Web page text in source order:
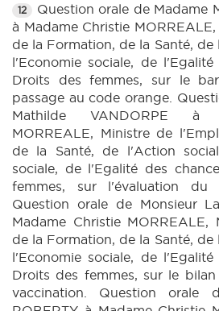
12
Question orale de Madame
à Madame Christie
de la Formation, de la Santé,
l'Economie sociale, de
Droits des femmes, sur le
passage au code orange.
Mathilde VANDORPE à
MORREALE, Ministre de
de la Santé, de l'Action
sociale, de l'Egalité des
femmes, sur l'évaluation du
Question orale de Monsieur
Madame Christie
de la Formation, de la Santé,
l'Economie sociale, de
Droits des femmes, sur le
vaccination. Question orale